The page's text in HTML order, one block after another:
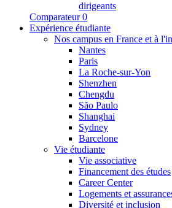
dirigeants
Comparateur 0
Expérience étudiante
Nos campus en France et à
Nantes
Paris
La Roche-sur-Yon
Shenzhen
Chengdu
São Paulo
Shanghai
Sydney
Barcelone
Vie étudiante
Vie associative
Financement des études
Career Center
Logements et
Diversité et inclusion